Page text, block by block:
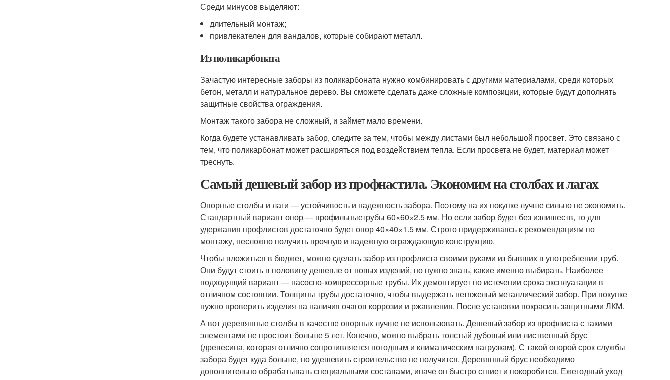
Среди минусов выделяют:
длительный монтаж;
привлекателен для вандалов, которые собирают металл.
Из поликарбоната
Зачастую интересные заборы из поликарбоната нужно комбинировать с другими материалами, среди которых
бетон, металл и натуральное дерево. Вы сможете сделать даже сложные композиции, которые будут дополнять
защитные свойства ограждения.
Монтаж такого забора не сложный, и займет мало времени.
Когда будете устанавливать забор, следите за тем, чтобы между листами был небольшой просвет. Это связано с
тем, что поликарбонат может расширяться под воздействием тепла. Если просвета не будет, материал может
треснуть.
Самый дешевый забор из профнастила. Экономим на столбах и лагах
Опорные столбы и лаги — устойчивость и надежность забора. Поэтому на их покупке лучше сильно не экономить.
Стандартный вариант опор — профильныетрубы 60×60×2.5 мм. Но если забор будет без излишеств, то для
удержания профлистов достаточно будет опор 40×40×1.5 мм. Строго придерживаясь к рекомендациям по
монтажу, несложно получить прочную и надежную ограждающую конструкцию.
Чтобы вложиться в бюджет, можно сделать забор из профлиста своими руками из бывших в употреблении труб.
Они будут стоить в половину дешевле от новых изделий, но нужно знать, какие именно выбирать. Наиболее
подходящий вариант — насосно-компрессорные трубы. Их демонтирует по истечении срока эксплуатации в
отличном состоянии. Толщины трубы достаточно, чтобы выдержать нетяжелый металлический забор. При покупке
нужно проверить изделия на наличия очагов коррозии и ржавления. После установки покрасить защитными ЛКМ.
А вот деревянные столбы в качестве опорных лучше не использовать. Дешевый забор из профлиста с такими
элементами не простоит больше 5 лет. Конечно, можно выбрать толстый дубовый или лиственный брус
(древесина, которая отлично сопротивляется погодным и климатическим нагрузкам). С такой опорой срок службы
забора будет куда больше, но удешевить строительство не получится. Деревянный брус необходимо
дополнительно обрабатывать специальными составами, иначе он быстро сгниет и покоробится. Ежегодный уход